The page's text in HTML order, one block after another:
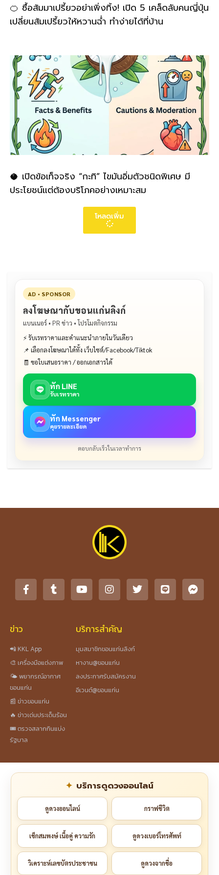
🍊 ซื้อส้มมาเปรี้ยวอย่าเพิ่งทิ้ง! เปิด 5 เคล็ดลับคนญี่ปุ่น
เปลี่ยนส้มเปรี้ยวให้หวานฉ่ำ ทำง่ายได้ที่บ้าน
🥥 เปิดข้อเท็จจริง “กะทิ” ไขมันอิ่มตัวชนิดพิเศษ มี
ประโยชน์แต่ต้องบริโภคอย่างเหมาะสม
โหลดเพิ่ม
AD • SPONSOR
ลงโฆษณากับขอนแก่นลิงก์
แบนเนอร์ • PR ข่าว • โปรโมตกิจกรรม
⚡ รับเรทราคาและคำแนะนำภายในวันเดียว
📌 เลือกลงโฆษณาได้ทั้ง เว็บไซต์/Facebook/Tiktok
🧾 ขอใบเสนอราคา / ออกเอกสารได้
ทัก LINE
รับเรทราคา
ทัก Messenger
คุยรายละเอียด
ตอบกลับเร็วในเวลาทำการ
ข่าว
📲 KKL App
🎨 เครื่องมือแต่งภาพ
🌤️ พยากรณ์อากาศ
ขอนแก่น
📰 ข่าวขอนแก่น
🔥 ข่าวเด่นประเด็นร้อน
🎟️ ตรวจสลากกินแบ่ง
รัฐบาล
บริการสำคัญ
มุมสมาชิกขอนแก่นลิงก์
หางาน@ขอนแก่น
ลงประกาศรับสมัครงาน
อีเวนต์@ขอนแก่น
บริการดูดวงออนไลน์
ดูดวงออนไลน์ กราฟชีวิต
เช็กสมพงษ์ เนื้อคู่ ความรัก ดูดวงเบอร์โทรศัพท์
วิเคราะห์เลขบัตรประชาชน ดูดวงจากชื่อ